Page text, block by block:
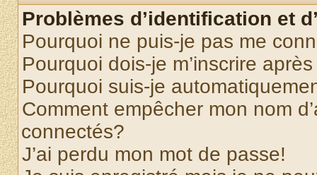
Problèmes d’identification et
Pourquoi ne puis-je pas me
Pourquoi dois-je m’inscrire
Pourquoi suis-je
Comment empêcher mon nom
connectés?
J’ai perdu mon mot de passe!